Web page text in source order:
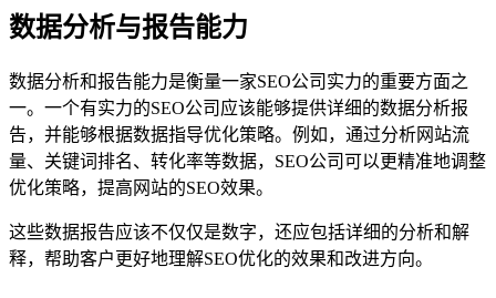
数据分析与报告能力
数据分析和报告能力是衡量一家SEO公司实力的重要方面之
一。一个有实力的SEO公司应该能够提供详细的数据分析报
告，并能够根据数据指导优化策略。例如，通过分析网站流
量、关键词排名、转化率等数据，SEO公司可以更精准地调整
优化策略，提高网站的SEO效果。
这些数据报告应该不仅仅是数字，还应包括详细的分析和解
释，帮助客户更好地理解SEO优化的效果和改进方向。